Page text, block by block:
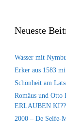
Neueste
Wasser mit
Erker aus 1583
Schönheit am
Romäus und Otto
ERLAUBEN
2000 – De Seife-